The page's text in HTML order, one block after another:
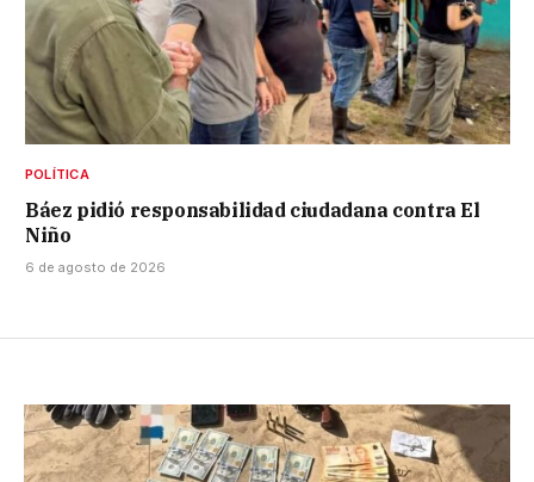
POLÍTICA
Báez pidió responsabilidad ciudadana contra El
Niño
6 de agosto de 2026